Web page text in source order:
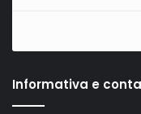
Informativa e